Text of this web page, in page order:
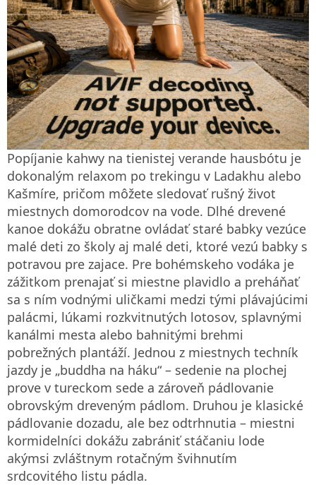
Popíjanie kahwy na tienistej verande hausbótu je
dokonalým relaxom po trekingu v Ladakhu alebo
Kašmíre, pričom môžete sledovať rušný život
miestnych domorodcov na vode. Dlhé drevené
kanoe dokážu obratne ovládať staré babky vezúce
malé deti zo školy aj malé deti, ktoré vezú babky s
potravou pre zajace. Pre bohémskeho vodáka je
zážitkom prenajať si miestne plavidlo a preháňať
sa s ním vodnými uličkami medzi tými plávajúcimi
palácmi, lúkami rozkvitnutých lotosov, splavnými
kanálmi mesta alebo bahnitými brehmi
pobrežných plantáží. Jednou z miestnych techník
jazdy je „buddha na háku“ – sedenie na plochej
prove v tureckom sede a zároveň pádlovanie
obrovským dreveným pádlom. Druhou je klasické
pádlovanie dozadu, ale bez odtrhnutia – miestni
kormidelníci dokážu zabrániť stáčaniu lode
akýmsi zvláštnym rotačným švihnutím
srdcovitého listu pádla.